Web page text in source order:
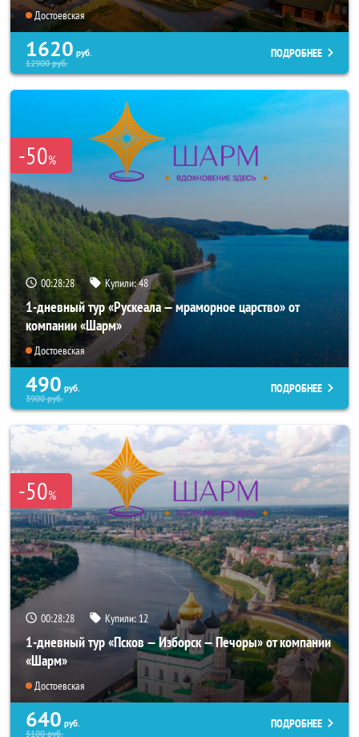
Достоевская
1620 руб.
12900руб.
ПОДРОБНЕЕ
-50%
00:28:25 Купили:48
1-дневный тур «Рускеала — мраморное царство» от
компании «Шарм»
Достоевская
490 руб.
3900руб.
ПОДРОБНЕЕ
-50%
00:28:25 Купили: 12
1-дневный тур «Псков — Изборск — Печоры» от компании
«Шарм»
Достоевская
640 руб.
5100руб.
ПОДРОБНЕЕ